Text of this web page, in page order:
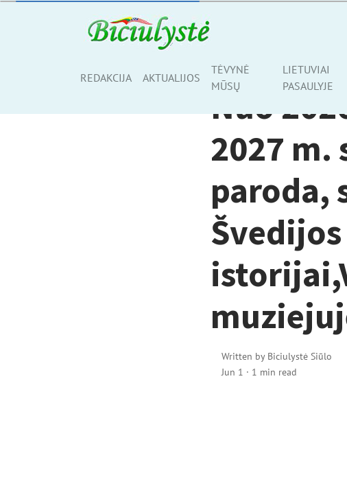
REDAKCIJA AKTUALIJOS
TĖVYNĖ
MŪSŲ
LIETUVIAI
PASAULYJE
TĖVYNĖ MŪSŲ
Nuo
2027 m.
paroda,
Written by Biciulystė Siūlo
Jun 1 · 1 min read
Share